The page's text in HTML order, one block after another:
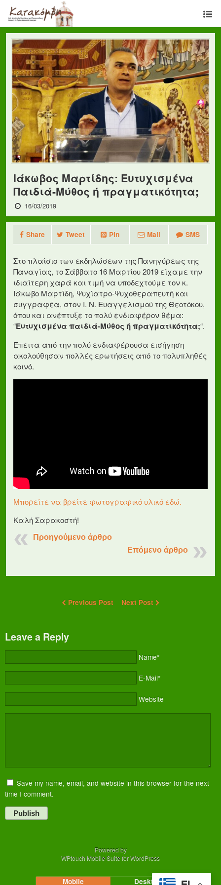
Ιάκωβος Μαρτίδης: Ευτυχισμένα
Παιδιά-Μύθος ή πραγματικότητα;
16/03/2019
Share Tweet Pin Mail SMS
Στο πλαίσιο των εκδηλώσεων της Πανηγύρεως της
Παναγίας, το Σάββατο 16 Μαρτίου 2019 είχαμε την
ιδιαίτερη χαρά και τιμή να υποδεχτούμε τον κ.
Ιάκωβο Μαρτίδη, Ψυχίατρο-Ψυχοθεραπευτή και
συγγραφέα, στον Ι. Ν. Ευαγγελισμού της Θεοτόκου,
όπου και ανέπτυξε το πολύ ενδιαφέρον θέμα:
“Ευτυχισμένα παιδιά-Μύθος ή πραγματικότητα;“.
Έπειτα από την πολύ ενδιαφέρουσα εισήγηση
ακολούθησαν πολλές ερωτήσεις από το πολυπληθές
κοινό.
Μπορείτε να βρείτε φωτογραφικό υλικό εδώ.
Καλή Σαρακοστή!
Προηγούμενο άρθρο
Επόμενο άρθρο
Previous Post Next Post
Leave a Reply
Name*
E-Mail*
Website
Save my name, email, and website in this browser for the next
time I comment.
Publish
Powered by
WPtouch Mobile Suite for WordPress
Mobile Desktop